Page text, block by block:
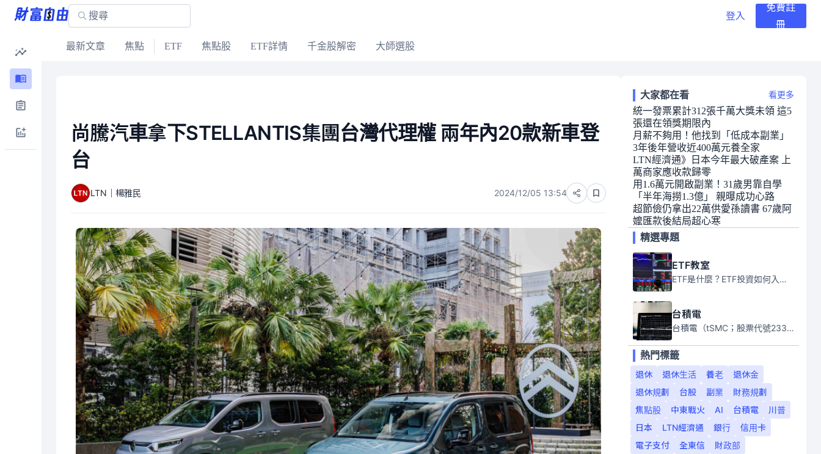
登入
免費註
冊
最新文章 焦點 ETF 焦點股 ETF詳情 千金股解密 大師選股
尚騰汽車拿下STELLANTIS集團台灣代理權 兩年內20款新車登
台
LTN｜楊雅民 2024/12/05 13:54
大家都在看 看更多
統一發票累計312張千萬大獎未領 這5
張還在領獎期限內
月薪不夠用！他找到「低成本副業」
3年後年營收近400萬元養全家
LTN經濟通》日本今年最大破產案 上
萬商家應收款歸零
用1.6萬元開啟副業！31歲男靠自學
「半年海撈1.3億」 親曝成功心路
超節儉仍拿出22萬供愛孫讀書 67歲阿
嬤匯款後結局超心寒
精選專題
ETF教室
ETF是什麼？ETF投資如何入門？本系列專題文章將會告訴你新手必須知道的ETF基礎知識。
台積電
台積電（tSMC；股票代號2330）是全球領先的半導體代工公司，成立於1987年，總部位於台灣新竹。且已於美國、日本、德國及中國設廠，台積電是全球首家專業積體電路製造服務公司，也是全球最先進和最大規模的半導體代工廠。
熱門標籤
退休
退休生活 養老
退休金
退休規劃
台股 副業
財務規劃
焦點股
中東戰火 AI 台積電
川普
日本
LTN經濟通 銀行
信用卡
電子支付
全東信 財政部